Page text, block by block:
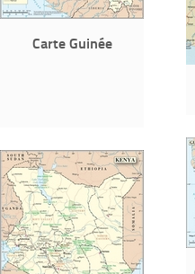
Carte Guinée